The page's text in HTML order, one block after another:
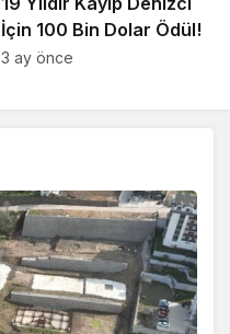
İçin 100 Bin Dolar Ödül!
3 ay önce